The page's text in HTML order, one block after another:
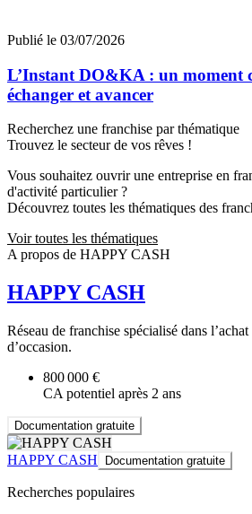
Publié le 03/07/2026
L’Instant DO&KA : un moment
échanger et avancer
Recherchez une franchise par thématique
Trouvez le secteur de vos rêves !
Vous souhaitez ouvrir une entreprise en
d'activité particulier ?
Découvrez toutes les thématiques des
Voir toutes les thématiques
A propos de HAPPY CASH
HAPPY CASH
Réseau de franchise spécialisé dans
d’occasion.
800 000 €
CA potentiel après 2 ans
Documentation gratuite
HAPPY CASH Documentation gratuite
Recherches populaires